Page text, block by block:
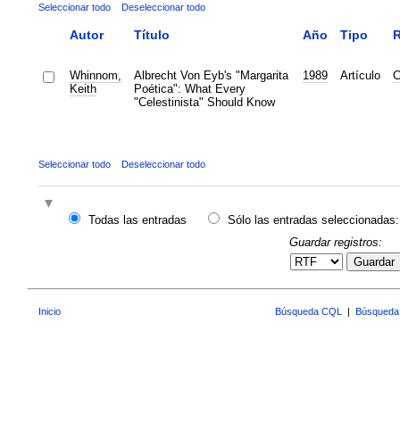
Seleccionar todo Deseleccionar todo
Autor Título Año Tipo
Whinnom,
Keith
Albrecht Von Eyb's "Margarita
Poética": What Every
"Celestinista" Should Know
1989 Artículo
Seleccionar todo Deseleccionar todo
Todas las entradas
Sólo las entradas seleccionadas:
Guardar registros:
Guardar
Inicio Búsqueda CQL